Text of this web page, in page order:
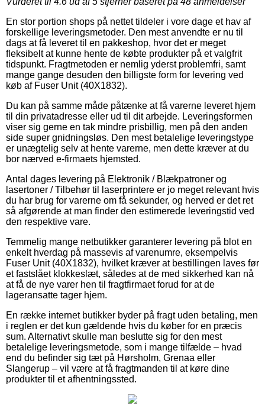
En stor portion shops på nettet tildeler i vore dage et hav af
forskellige leveringsmetoder. Den mest anvendte er nu til
dags at få leveret til en pakkeshop, hvor det er meget
fleksibelt at kunne hente de købte produkter på et valgfrit
tidspunkt. Fragtmetoden er nemlig yderst problemfri, samt
mange gange desuden den billigste form for levering ved
køb af Fuser Unit (40X1832).
Du kan på samme måde påtænke at få varerne leveret hjem
til din privatadresse eller ud til dit arbejde. Leveringsformen
viser sig gerne en tak mindre prisbillig, men på den anden
side super gnidningsløs. Den mest betalelige leveringstype
er unægtelig selv at hente varerne, men dette kræver at du
bor nærved e-firmaets hjemsted.
Antal dages levering på Elektronik / Blækpatroner og
lasertoner / Tilbehør til laserprintere er jo meget relevant hvis
du har brug for varerne om få sekunder, og herved er det ret
så afgørende at man finder den estimerede leveringstid ved
den respektive vare.
Temmelig mange netbutikker garanterer levering på blot en
enkelt hverdag på massevis af varenumre, eksempelvis
Fuser Unit (40X1832), hvilket kræver at bestillingen laves før
et fastslået klokkeslæt, således at de med sikkerhed kan nå
at få de nye varer hen til fragtfirmaet forud for at de
lageransatte tager hjem.
En række internet butikker byder på fragt uden betaling, men
i reglen er det kun gældende hvis du køber for en præcis
sum. Alternativt skulle man beslutte sig for den mest
betalelige leveringsmetode, som i mange tilfælde – hvad
end du befinder sig tæt på Hørsholm, Grenaa eller
Slangerup – vil være at få fragtmanden til at køre dine
produkter til et afhentningssted.